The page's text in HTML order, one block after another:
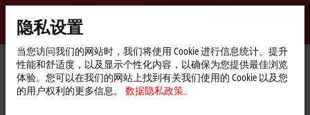
Beckhoff
-
自
动
化
Start
page
公司简介
最新资讯
伊之密德国：采用 MX-System 简化工程设计
隐私设置
当您访问我们的网站时，我们将使用 Cookie 进行信息统计、提升
性能和舒适度，以及显示个性化内容，以确保为您提供最佳浏览
体验。您可以在我们的网站上找到有关我们使用的 Cookie 以及您
的用户权利的更多信息。
数据隐私政策。